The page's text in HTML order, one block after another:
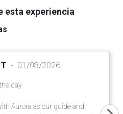
esta experiencia
01/08/2026
day
Aurora as our guide and